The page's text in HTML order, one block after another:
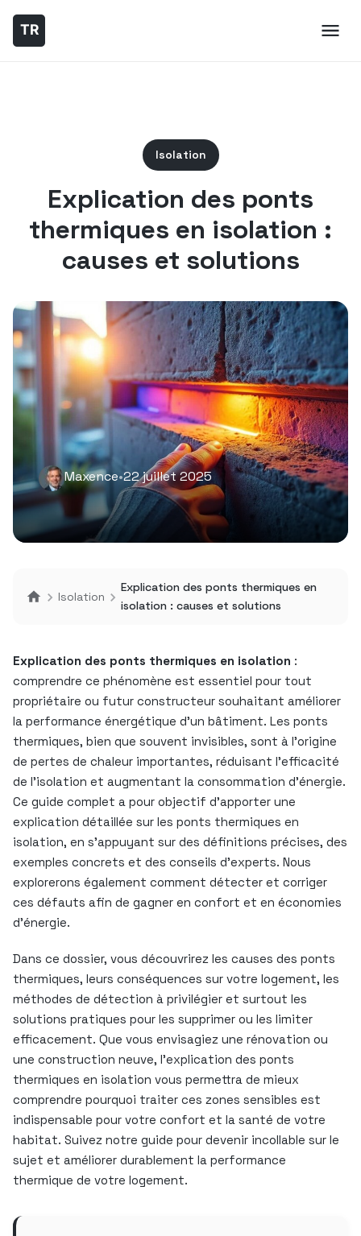
Isolation
Explication des ponts
thermiques en isolation :
causes et solutions
Maxence•22 juillet 2025
Isolation
Explication des ponts thermiques en
isolation : causes et solutions
Explication des ponts thermiques en isolation :
comprendre ce phénomène est essentiel pour tout
propriétaire ou futur constructeur souhaitant améliorer
la performance énergétique d’un bâtiment. Les ponts
thermiques, bien que souvent invisibles, sont à l’origine
de pertes de chaleur importantes, réduisant l’efficacité
de l’isolation et augmentant la consommation d’énergie.
Ce guide complet a pour objectif d’apporter une
explication détaillée sur les ponts thermiques en
isolation, en s’appuyant sur des définitions précises, des
exemples concrets et des conseils d’experts. Nous
explorerons également comment détecter et corriger
ces défauts afin de gagner en confort et en économies
d’énergie.
Dans ce dossier, vous découvrirez les causes des ponts
thermiques, leurs conséquences sur votre logement, les
méthodes de détection à privilégier et surtout les
solutions pratiques pour les supprimer ou les limiter
efficacement. Que vous envisagiez une rénovation ou
une construction neuve, l’explication des ponts
thermiques en isolation vous permettra de mieux
comprendre pourquoi traiter ces zones sensibles est
indispensable pour votre confort et la santé de votre
habitat. Suivez notre guide pour devenir incollable sur le
sujet et améliorer durablement la performance
thermique de votre logement.